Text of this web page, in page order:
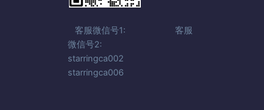
客服微信号1: 客服
微信号2:
starringca002
starringca006